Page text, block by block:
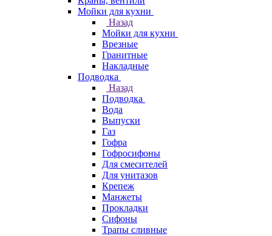
Мойки для кухни
Назад
Мойки для кухни
Врезные
Гранитные
Накладные
Подводка
Назад
Подводка
Вода
Выпуски
Газ
Гофра
Гофросифоны
Для смесителей
Для унитазов
Крепеж
Манжеты
Прокладки
Сифоны
Трапы сливные